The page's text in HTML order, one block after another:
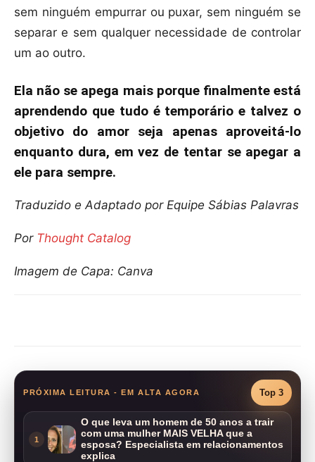
sem ninguém empurrar ou puxar, sem ninguém se
separar e sem qualquer necessidade de controlar
um ao outro.
Ela não se apega mais porque finalmente está
aprendendo que tudo é temporário e talvez o
objetivo do amor seja apenas aproveitá-lo
enquanto dura, em vez de tentar se apegar a
ele para sempre.
Traduzido e Adaptado por Equipe Sábias Palavras
Por Thought Catalog
Imagem de Capa: Canva
PRÓXIMA LEITURA - EM ALTA AGORA Top 3
1
O que leva um homem de 50 anos a trair
com uma mulher MAIS VELHA que a
esposa? Especialista em relacionamentos
explica